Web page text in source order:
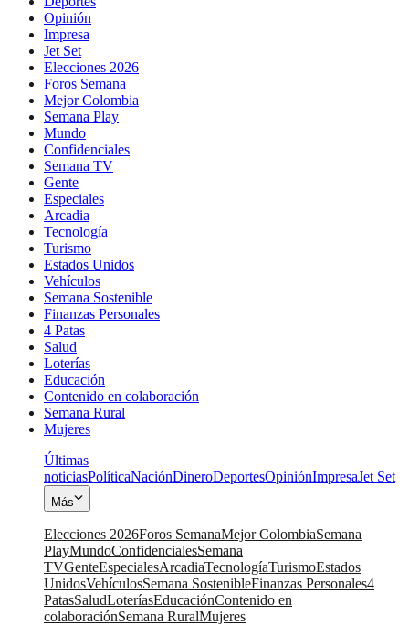
Opinión
Impresa
Jet Set
Elecciones 2026
Foros Semana
Mejor Colombia
Semana Play
Mundo
Confidenciales
Semana TV
Gente
Especiales
Arcadia
Tecnología
Turismo
Estados Unidos
Vehículos
Semana Sostenible
Finanzas Personales
4 Patas
Salud
Loterías
Educación
Contenido en colaboración
Semana Rural
Mujeres
Últimas
noticiasPolíticaNaciónDineroDeportesOpiniónImpresaJet Set
Más
Elecciones 2026Foros SemanaMejor ColombiaSemana
PlayMundoConfidencialesSemana
TVGenteEspecialesArcadiaTecnologíaTurismoEstados
UnidosVehículosSemana SostenibleFinanzas Personales4
PatasSaludLoteríasEducaciónContenido en
colaboraciónSemana RuralMujeres